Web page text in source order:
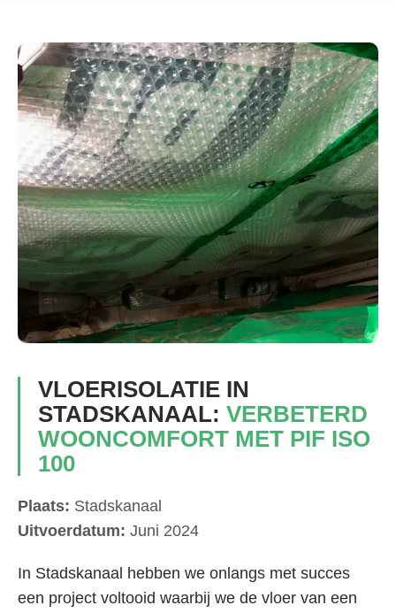
VLOERISOLATIE IN
STADSKANAAL: VERBETERD
WOONCOMFORT MET PIF ISO
100
Plaats: Stadskanaal
Uitvoerdatum: Juni 2024
In Stadskanaal hebben we onlangs met succes
een project voltooid waarbij we de vloer van een